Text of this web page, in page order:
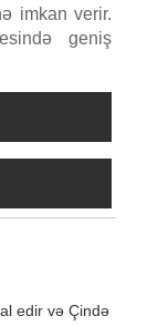
imkan verir.
geniş
edir və Çində